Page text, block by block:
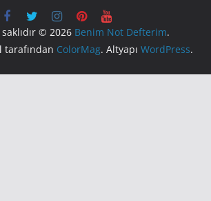
© 2026 Benim Not Defterim.
tarafından ColorMag. Altyapı WordPress.